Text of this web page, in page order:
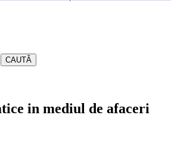
CAUTĂ
in mediul de afaceri